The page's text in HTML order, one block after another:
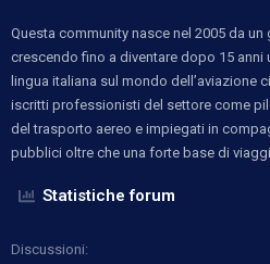
Questa community nasce nel 2005 da
crescendo fino a diventare dopo 15 anni
lingua italiana sul mondo dell’aviazione
iscritti professionisti del settore come
del trasporto aereo e impiegati in
pubblici oltre che una forte base di
Statistiche forum
Discussioni